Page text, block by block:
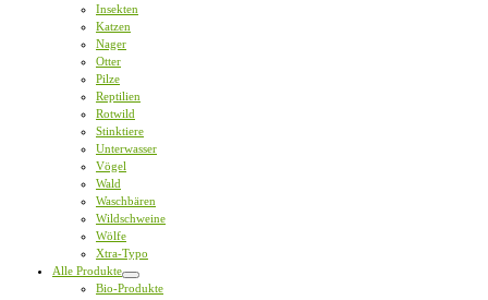
Insekten
Katzen
Nager
Otter
Pilze
Reptilien
Rotwild
Stinktiere
Unterwasser
Vögel
Wald
Waschbären
Wildschweine
Wölfe
Xtra-Typo
Alle Produkte
Bio-Produkte